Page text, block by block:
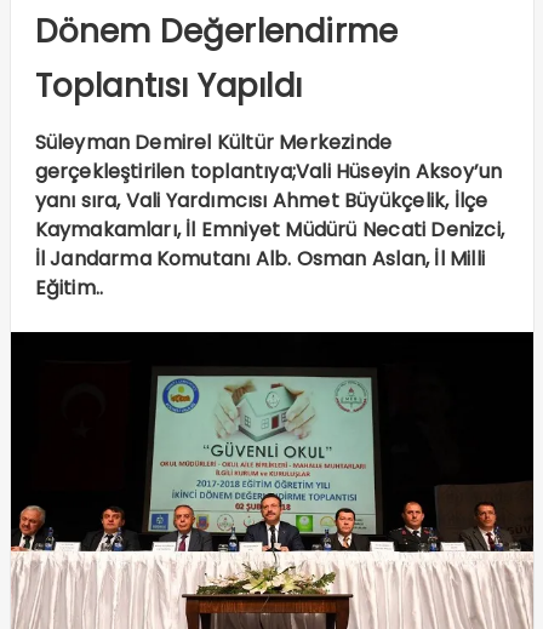
Dönem Değerlendirme
Toplantısı Yapıldı
Süleyman Demirel Kültür Merkezinde
gerçekleştirilen toplantıya;Vali Hüseyin Aksoy’un
yanı sıra, Vali Yardımcısı Ahmet Büyükçelik, İlçe
Kaymakamları, İl Emniyet Müdürü Necati Denizci,
İl Jandarma Komutanı Alb. Osman Aslan, İl Milli
Eğitim..